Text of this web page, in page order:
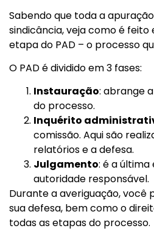
Sabendo que toda a
sindicância, veja como é
etapa do PAD – o processo
O PAD é dividido em 3 fases:
Instauração: abrange
do processo.
Inquérito
comissão. Aqui são
relatórios e a defesa.
Julgamento: é a
autoridade responsável.
Durante a averiguação, você
sua defesa, bem como o
todas as etapas do processo.